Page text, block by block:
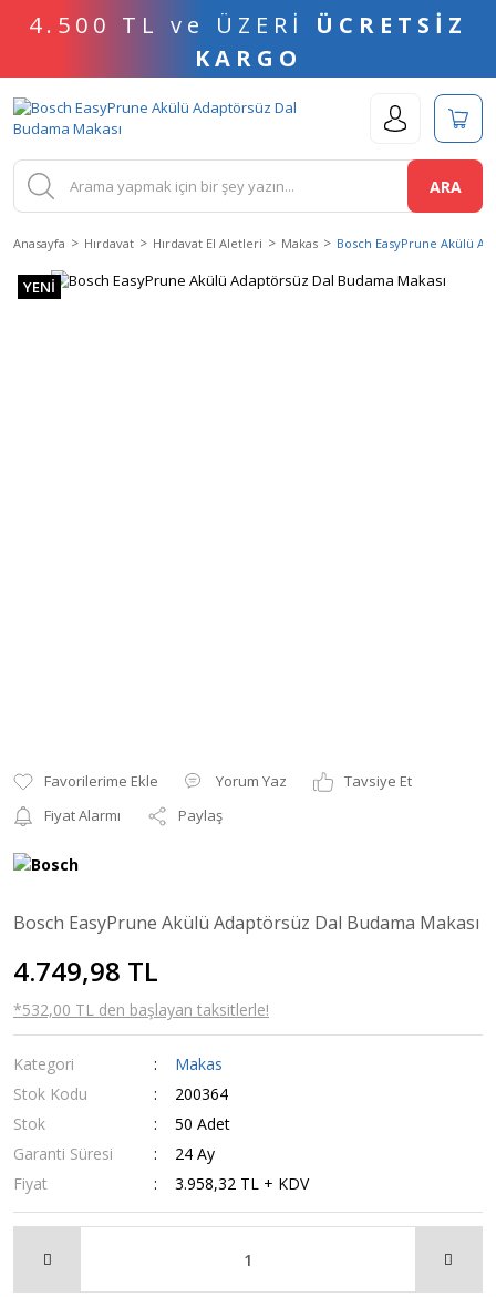
4.500 TL ve ÜZERİ ÜCRETSİZ
KARGO
ARA
Anasayfa Hırdavat Hırdavat El Aletleri Makas Bosch EasyPrune Akülü
YENİ
Yorum Yaz
Tavsiye Et
Fiyat Alarmı
Paylaş
Bosch EasyPrune Akülü Adaptörsüz Dal Budama Makası
4.749,98 TL
*532,00 TL den başlayan taksitlerle!
Kategori
Makas
Stok Kodu
200364
Stok
50 Adet
Garanti Süresi
24 Ay
Fiyat
3.958,32 TL + KDV